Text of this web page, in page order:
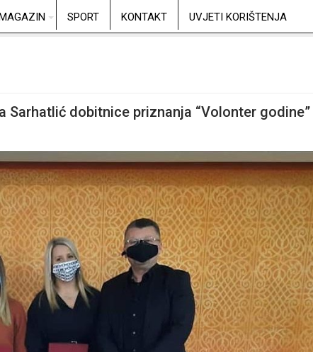
SPORT KONTAKT UVJETI KORIŠTENJA
Sarhatlić dobitnice priznanja “Volonter godine”